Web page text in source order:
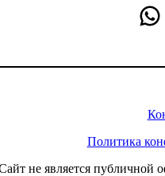
Политика
не является публичной